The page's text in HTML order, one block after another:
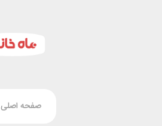
صفحه اصلی